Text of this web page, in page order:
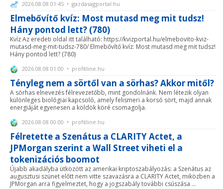
2026.08.08 01:45 • gazdasagportal.hu
Elmebővítő kvíz: Most mutasd meg mit tudsz!
Hány pontod lett? (780)
Kvíz Az eredeti oldal itt található: https://kvizportal.hu/elmebovito-kviz-
mutasd-meg-mit-tudsz-780/ Elmebővítő kvíz: Most mutasd meg mit tudsz!
Hány pontod lett? (780)
2026.08.08 01:00 • profitline.hu
Tényleg nem a sörtől van a sörhas? Akkor mitől?
A sörhas elnevezés félrevezetőbb, mint gondolnánk. Nem létezik olyan
különleges biológiai kapcsoló, amely felismeri a korsó sört, majd annak
energiáját egyenesen a köldök köré csomagolja.
2026.08.08 00:00 • profitline.hu
Félretette a Szenátus a CLARITY Actet, a
JPMorgan szerint a Wall Street viheti el a
tokenizációs boomot
Újabb akadályba ütközött az amerikai kriptoszabályozás: a Szenátus az
augusztusi szünet előtt nem vitte szavazásra a CLARITY Actet, miközben a
JPMorgan arra figyelmeztet, hogy a jogszabály további csúszása ...